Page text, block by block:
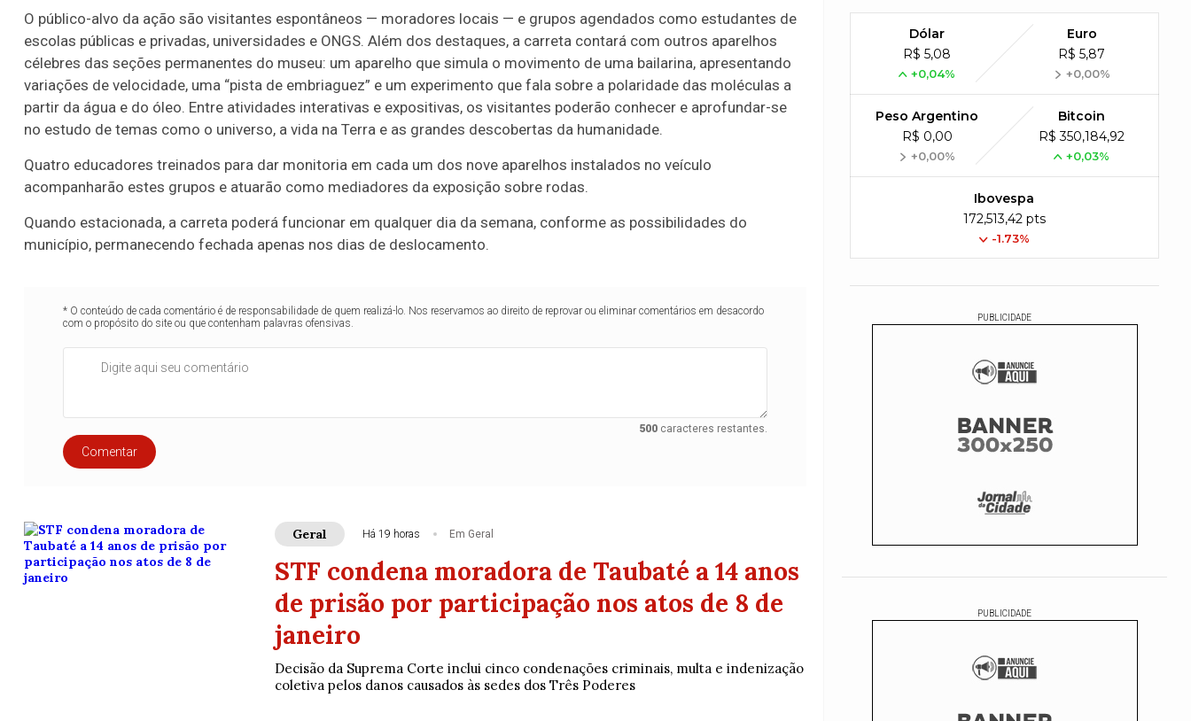
O público-alvo da ação são visitantes espontâneos — moradores locais — e grupos agendados como estudantes de
escolas públicas e privadas, universidades e ONGS. Além dos destaques, a carreta contará com outros aparelhos
célebres das seções permanentes do museu: um aparelho que simula o movimento de uma bailarina, apresentando
variações de velocidade, uma “pista de embriaguez” e um experimento que fala sobre a polaridade das moléculas a
partir da água e do óleo. Entre atividades interativas e expositivas, os visitantes poderão conhecer e aprofundar-se
no estudo de temas como o universo, a vida na Terra e as grandes descobertas da humanidade.
Quatro educadores treinados para dar monitoria em cada um dos nove aparelhos instalados no veículo
acompanharão estes grupos e atuarão como mediadores da exposição sobre rodas.
Quando estacionada, a carreta poderá funcionar em qualquer dia da semana, conforme as possibilidades do
município, permanecendo fechada apenas nos dias de deslocamento.
* O conteúdo de cada comentário é de responsabilidade de quem realizá-lo. Nos reservamos ao direito de reprovar ou eliminar comentários em desacordo
com o propósito do site ou que contenham palavras ofensivas.
500caracteres restantes.
Comentar
Geral Há 19 horas Em Geral
STF condena moradora de Taubaté a 14 anos
de prisão por participação nos atos de 8 de
janeiro
Decisão da Suprema Corte inclui cinco condenações criminais, multa e indenização
coletiva pelos danos causados às sedes dos Três Poderes
Dólar
R$ 5,08
+0,04%
Euro
R$ 5,87
+0,00%
Peso Argentino
R$ 0,00
+0,00%
Bitcoin
R$ 350,184,92
+0,03%
Ibovespa
172,513,42 pts
-1.73%
PUBLICIDADE
PUBLICIDADE